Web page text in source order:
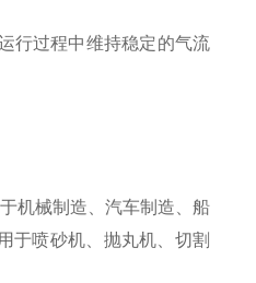
行过程中维持稳定的气流
机械制造、汽车制造、船
于喷砂机、抛丸机、切割